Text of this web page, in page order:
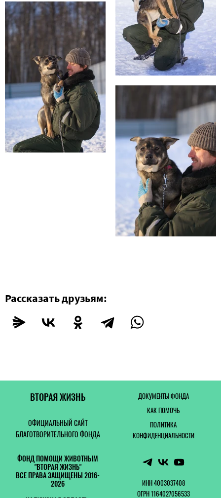
Рассказать друзьям:
ВТОРАЯ ЖИЗНЬ
ОФИЦИАЛЬНЫЙ САЙТ
БЛАГОТВОРИТЕЛЬНОГО ФОНДА
ДОКУМЕНТЫ ФОНДА
КАК ПОМОЧЬ
ПОЛИТИКА
КОНФИДЕНЦИАЛЬНОСТИ
ФОНД ПОМОЩИ ЖИВОТНЫМ
"ВТОРАЯ ЖИЗНЬ"
ВСЕ ПРАВА ЗАЩИЩЕНЫ 2016-
2026
ИНН 4003037408
ОГРН 1164027056533